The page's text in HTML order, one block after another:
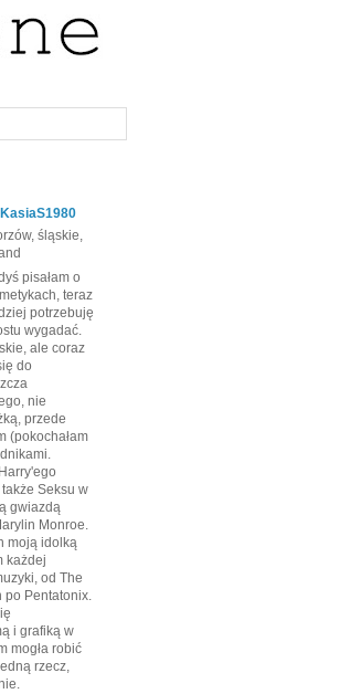
KasiaS1980
śląskie,
pisałam o
teraz
potrzebuję
wygadać.
ale coraz
do
nie
przede
(pokochałam
także Seksu w
gwiazdą
Monroe.
moją idolką
każdej
od The
po Pentatonix.
i grafiką w
mogła robić
rzecz,